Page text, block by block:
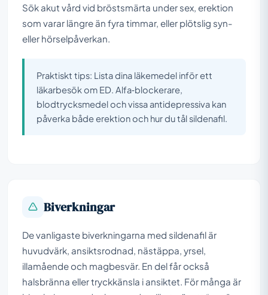
Sök akut vård vid bröstsmärta under sex, erektion
som varar längre än fyra timmar, eller plötslig syn-
eller hörselpåverkan.
Praktiskt tips: Lista dina läkemedel inför ett
läkarbesök om ED. Alfa‑blockerare,
blodtrycksmedel och vissa antidepressiva kan
påverka både erektion och hur du tål sildenafil.
Biverkningar
De vanligaste biverkningarna med sildenafil är
huvudvärk, ansiktsrodnad, nästäppa, yrsel,
illamående och magbesvär. En del får också
halsbränna eller tryckkänsla i ansiktet. För många är